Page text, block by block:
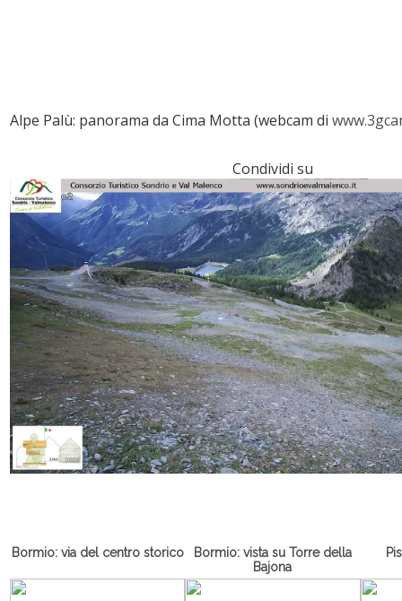
Alpe Palù: panorama da Cima Motta (webcam di
Condividi su
Bormio: via del centro storico
Bormio: vista su Torre della
Bajona